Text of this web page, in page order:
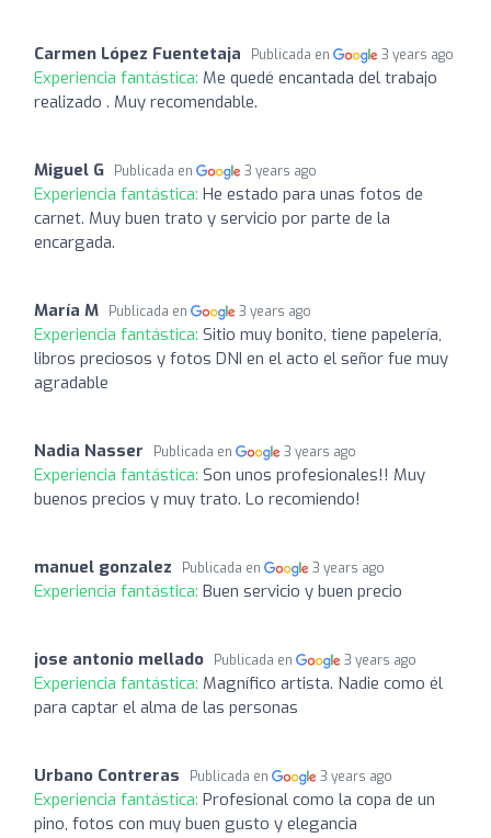
Carmen López Fuentetaja Publicada en 3 years ago
Experiencia fantástica: Me quedé encantada del trabajo
realizado . Muy recomendable.
Miguel G Publicada en 3 years ago
Experiencia fantástica: He estado para unas fotos de
carnet. Muy buen trato y servicio por parte de la
encargada.
María M Publicada en 3 years ago
Experiencia fantástica: Sitio muy bonito, tiene papelería,
libros preciosos y fotos DNI en el acto el señor fue muy
agradable
Nadia Nasser Publicada en 3 years ago
Experiencia fantástica: Son unos profesionales!! Muy
buenos precios y muy trato. Lo recomiendo!
manuel gonzalez Publicada en 3 years ago
Experiencia fantástica: Buen servicio y buen precio
jose antonio mellado Publicada en 3 years ago
Experiencia fantástica: Magnífico artista. Nadie como él
para captar el alma de las personas
Urbano Contreras Publicada en 3 years ago
Experiencia fantástica: Profesional como la copa de un
pino, fotos con muy buen gusto y elegancia